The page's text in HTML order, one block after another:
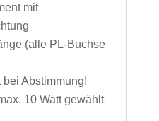
mit
(alle PL-Buchse
bei Abstimmung!
10 Watt gewählt